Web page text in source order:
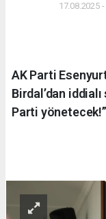
17.08.2025
AK Parti
Birdal’dan
Parti